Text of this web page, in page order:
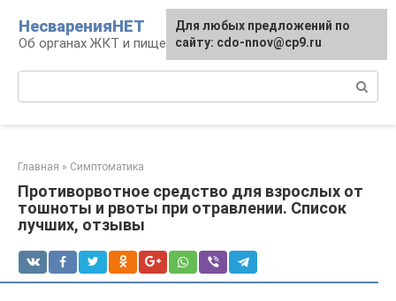
контенту
НесваренияНЕТ
Об органах ЖКТ и пищеварении
Главная » Симптоматика
Противорвотное средство для взрослых от
тошноты и рвоты при отравлении. Список
лучших, отзывы
Для любых предложений по
сайту: cdo-nnov@cp9.ru